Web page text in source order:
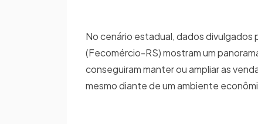
No cenário estadual, dados divulgados
(Fecomércio-RS) mostram um
conseguiram manter ou ampliar as
mesmo diante de um ambiente